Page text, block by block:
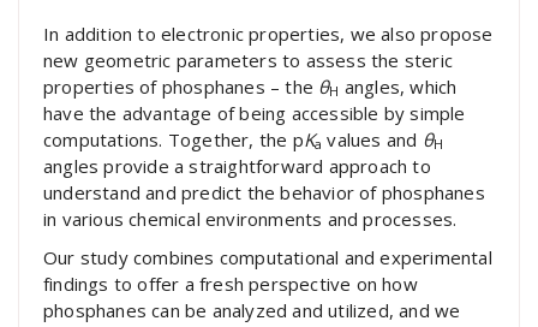
In addition to electronic properties, we also propose
new geometric parameters to assess the steric
properties of phosphanes – the θH angles, which
have the advantage of being accessible by simple
computations. Together, the pKa values and θH
angles provide a straightforward approach to
understand and predict the behavior of phosphanes
in various chemical environments and processes.
Our study combines computational and experimental
findings to offer a fresh perspective on how
phosphanes can be analyzed and utilized, and we